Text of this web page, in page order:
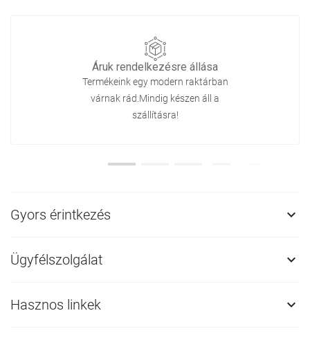
Áruk rendelkezésre állása
Termékeink egy modern raktárban
várnak rád.Mindig készen áll a
szállításra!
Gyors érintkezés 
Ügyfélszolgálat 
Hasznos linkek 